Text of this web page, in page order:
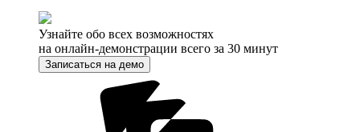
Узнайте обо всех возможностях
на онлайн-демонстрации всего за 30 минут
Записаться на демо